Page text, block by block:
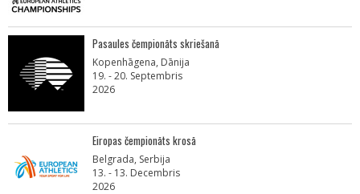
Pasaules čempionāts skriešanā
Kopenhāgena, Dānija
19. - 20. Septembris
2026
Eiropas čempionāts krosā
Belgrada, Serbija
13. - 13. Decembris
2026